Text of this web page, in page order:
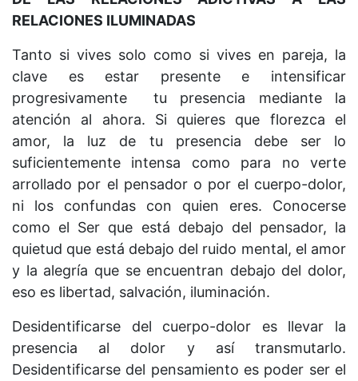
RELACIONES ILUMINADAS
Tanto si vives solo como si vives en pareja, la
clave es estar presente e intensificar
progresivamente tu presencia mediante la
atención al ahora. Si quieres que florezca el
amor, la luz de tu presencia debe ser lo
suficientemente intensa como para no verte
arrollado por el pensador o por el cuerpo-dolor,
ni los confundas con quien eres. Conocerse
como el Ser que está debajo del pensador, la
quietud que está debajo del ruido mental, el amor
y la alegría que se encuentran debajo del dolor,
eso es libertad, salvación, iluminación.
Desidentificarse del cuerpo-dolor es llevar la
presencia al dolor y así transmutarlo.
Desidentificarse del pensamiento es poder ser el